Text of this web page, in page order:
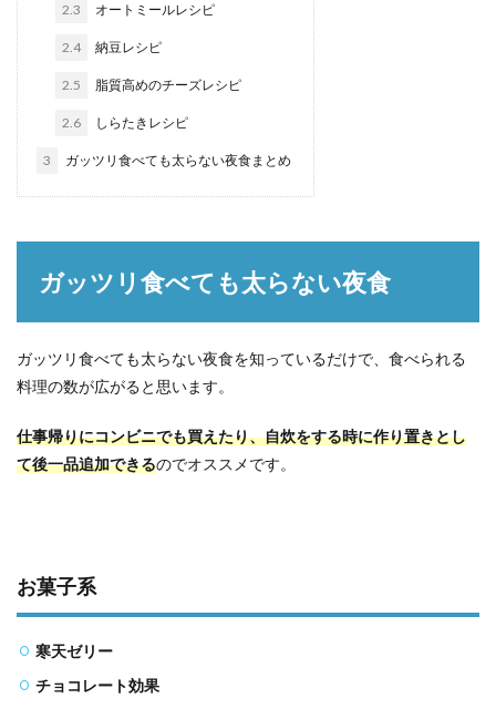
2.3 オートミールレシピ
2.4 納豆レシピ
2.5 脂質高めのチーズレシピ
2.6 しらたきレシピ
3 ガッツリ食べても太らない夜食まとめ
ガッツリ食べても太らない夜食
ガッツリ食べても太らない夜食を知っているだけで、食べられる
料理の数が広がると思います。
仕事帰りにコンビニでも買えたり、自炊をする時に作り置きとし
て後一品追加できるのでオススメです。
お菓子系
寒天ゼリー
チョコレート効果